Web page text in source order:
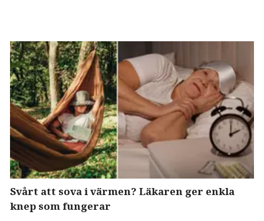
Svårt att sova i värmen? Läkaren ger enkla
knep som fungerar